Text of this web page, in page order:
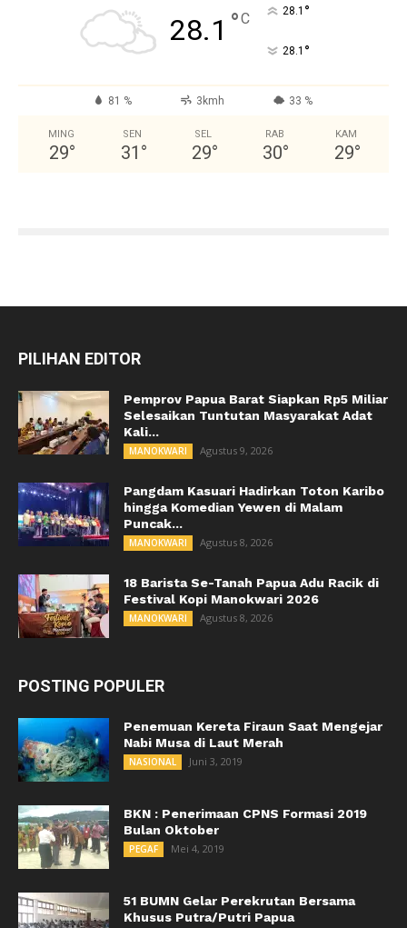
28.1 °C 28.1 °
28.1 °
81 % 3kmh 33 %
MING
29°
SEN
31 °
SEL
29°
RAB
30°
KAM
29°
PILIHAN EDITOR
Pemprov Papua Barat Siapkan Rp5 Miliar
Selesaikan Tuntutan Masyarakat Adat
Kali...
MANOKWARI Agustus 9, 2026
Pangdam Kasuari Hadirkan Toton Karibo
hingga Komedian Yewen di Malam
Puncak...
MANOKWARI Agustus 8, 2026
18 Barista Se-Tanah Papua Adu Racik di
Festival Kopi Manokwari 2026
MANOKWARI Agustus 8, 2026
POSTING POPULER
Penemuan Kereta Firaun Saat Mengejar
Nabi Musa di Laut Merah
NASIONAL Juni 3, 2019
BKN : Penerimaan CPNS Formasi 2019
Bulan Oktober
PEGAF Mei 4, 2019
51 BUMN Gelar Perekrutan Bersama
Khusus Putra/Putri Papua